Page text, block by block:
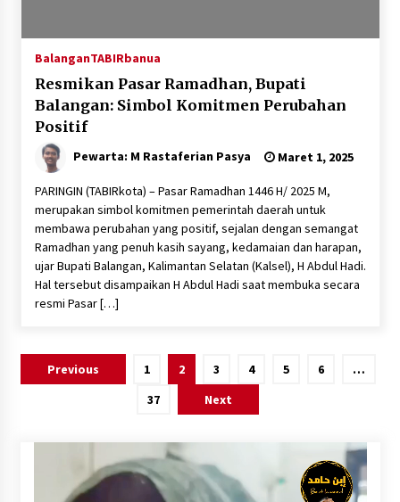
BalanganTABIRbanua
Resmikan Pasar Ramadhan, Bupati
Balangan: Simbol Komitmen Perubahan
Positif
Pewarta: M Rastaferian Pasya Maret 1, 2025
PARINGIN (TABIRkota) – Pasar Ramadhan 1446 H/ 2025 M,
merupakan simbol komitmen pemerintah daerah untuk
membawa perubahan yang positif, sejalan dengan semangat
Ramadhan yang penuh kasih sayang, kedamaian dan harapan,
ujar Bupati Balangan, Kalimantan Selatan (Kalsel), H Abdul Hadi.
Hal tersebut disampaikan H Abdul Hadi saat membuka secara
resmi Pasar […]
Paginasi
Previous 1 2 3 4 5 6
…
37
Next